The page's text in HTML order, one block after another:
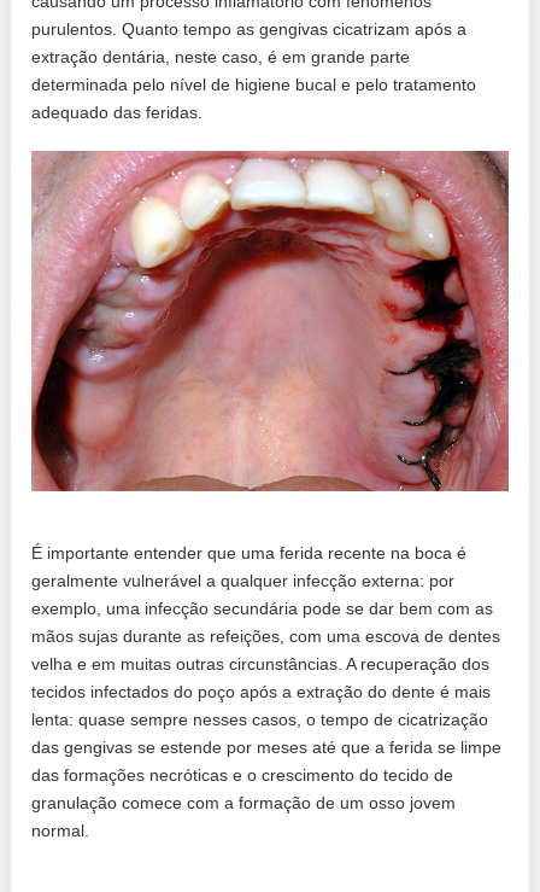
purulentos. Quanto tempo as gengivas cicatrizam após a
extração dentária, neste caso, é em grande parte
determinada pelo nível de higiene bucal e pelo tratamento
adequado das feridas.
É importante entender que uma ferida recente na boca é
geralmente vulnerável a qualquer infecção externa: por
exemplo, uma infecção secundária pode se dar bem com as
mãos sujas durante as refeições, com uma escova de dentes
velha e em muitas outras circunstâncias. A recuperação dos
tecidos infectados do poço após a extração do dente é mais
lenta: quase sempre nesses casos, o tempo de cicatrização
das gengivas se estende por meses até que a ferida se limpe
das formações necróticas e o crescimento do tecido de
granulação comece com a formação de um osso jovem
normal.